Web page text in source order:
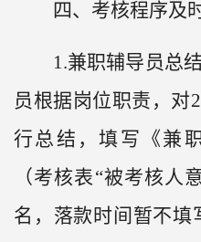
四、考核程序及
1.兼职辅导员总
员根据岗位职责，对
行总结，填写《兼
（考核表“被考核人
名，落款时间暂不填